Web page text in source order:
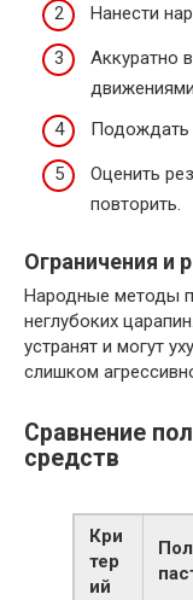
Нанести
Аккуратно
Подождать
Оценить
повторить.
Ограничения и
Народные методы
неглубоких
устранят и могут
слишком
Сравнение
средств
Кри
тер
ий